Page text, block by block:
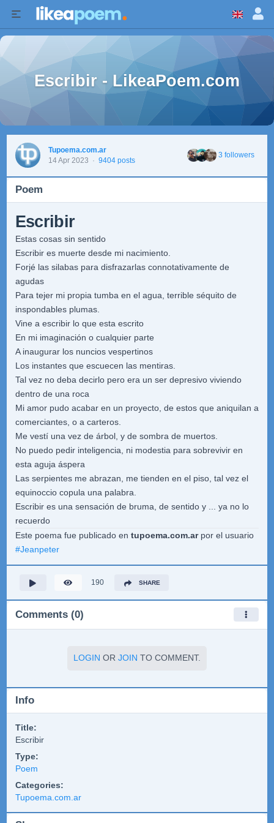
Escribir - LikeaPoem.com
Tupoema.com.ar
14 Apr 2023 · 9404 posts
3 followers
Poem
Escribir
Estas cosas sin sentido
Escribir es muerte desde mi nacimiento.
Forjé las silabas para disfrazarlas connotativamente de
agudas
Para tejer mi propia tumba en el agua, terrible séquito de
inspondables plumas.
Vine a escribir lo que esta escrito
En mi imaginación o cualquier parte
A inaugurar los nuncios vespertinos
Los instantes que escuecen las mentiras.
Tal vez no deba decirlo pero era un ser depresivo viviendo
dentro de una roca
Mi amor pudo acabar en un proyecto, de estos que aniquilan a
comerciantes, o a carteros.
Me vestí una vez de árbol, y de sombra de muertos.
No puedo pedir inteligencia, ni modestia para sobrevivir en
esta aguja áspera
Las serpientes me abrazan, me tienden en el piso, tal vez el
equinoccio copula una palabra.
Escribir es una sensación de bruma, de sentido y ... ya no lo
recuerdo
Este poema fue publicado en tupoema.com.arpor el usuario
#Jeanpeter
190 SHARE
Comments (0)
LOGIN OR JOIN TO COMMENT.
Info
Title:
Escribir
Type:
Poem
Categories:
Tupoema.com.ar